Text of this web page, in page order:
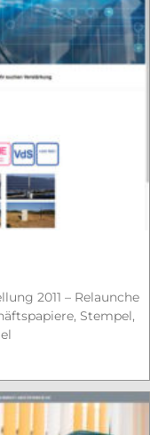
2011 – Relaunche
Stempel,